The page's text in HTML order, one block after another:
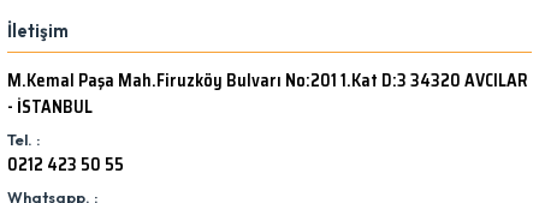
İletişim
M.Kemal Paşa Mah.Firuzköy Bulvarı No:201 1.Kat D:3 34320 AVCILAR
- İSTANBUL
Tel. :
0212 423 50 55
Whatsapp. :